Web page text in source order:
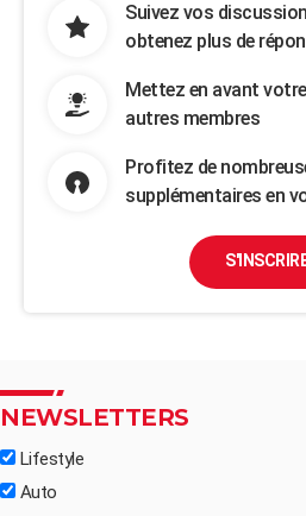
Suivez vos
obtenez plus de
Mettez en avant
autres membres
Profitez de
supplémentaires en
NEWSLETTERS
Lifestyle
Auto